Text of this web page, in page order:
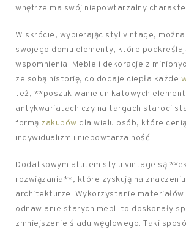
wnętrze ma swój niepowtarzalny
W skrócie, wybierając styl vintage,
swojego domu elementy, które
wspomnienia. Meble i dekoracje z
ze sobą historię, co dodaje ciepła każde
też, **poszukiwanie unikatowych
antykwariatach czy na targach staroci
formą zakupów dla wielu osób, które
indywidualizm i niepowtarzalność.
Dodatkowym atutem stylu vintage są
rozwiązania**, które zyskują na
architekturze. Wykorzystanie materiałów
odnawianie starych mebli to doskonały
zmniejszenie śladu węglowego. Taki